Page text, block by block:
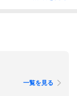
一覧を見る